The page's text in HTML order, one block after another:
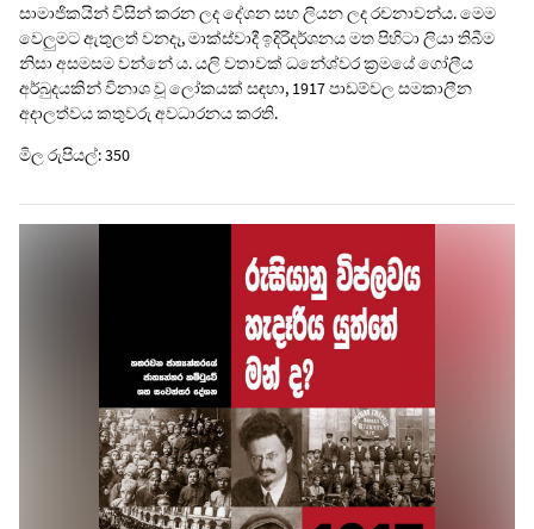
සාමාජිකයින් විසින් කරන ලද දේශන සහ ලියන ලද රචනාවන්ය. මෙම
වෙලුමට ඇතුලත් වනදෑ, මාක්ස්වාදී ඉදිරිදර්ශනය මත පිහිටා ලියා තිබීම
නිසා අසමසම වන්නේ ය. යලි වතාවක් ධනේශ්වර ක්‍රමයේ ගෝලීය
අර්බුදයකින් විනාශ වූ ලෝකයක් සඳහා, 1917 පාඩම්වල සමකාලීන
අදාලත්වය කතුවරු අවධාරනය කරති.
මිල රුපියල්: 350